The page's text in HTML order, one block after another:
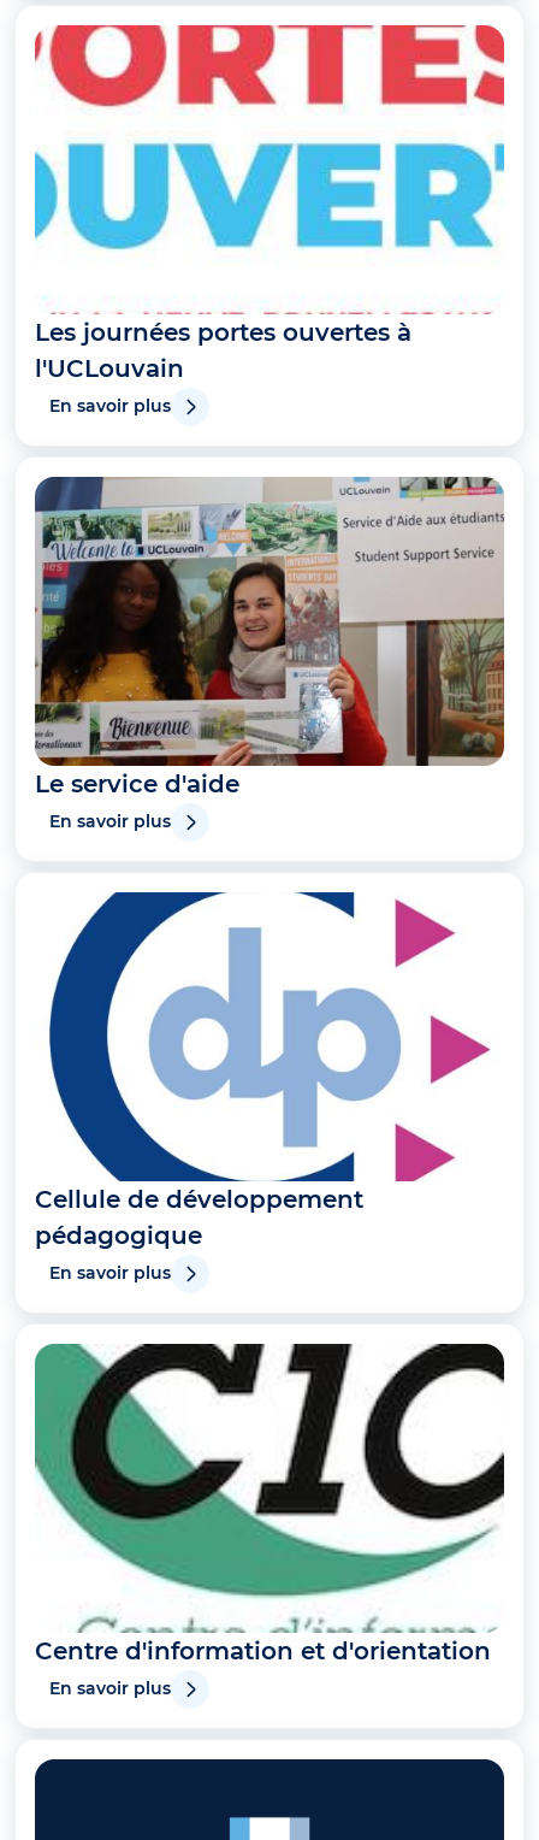
Les journées portes ouvertes à
l'UCLouvain
En savoir plus
Le service d'aide
En savoir plus
Cellule de développement
pédagogique
En savoir plus
Centre d'information et d'orientation
En savoir plus